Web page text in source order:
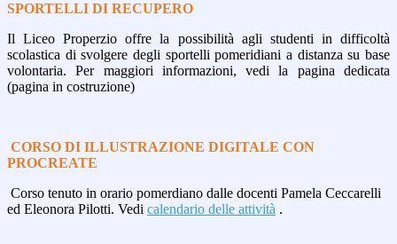
SPORTELLI DI RECUPERO
Il Liceo Properzio offre la possibilità agli studenti in difficoltà
scolastica di svolgere degli sportelli pomeridiani a distanza su base
volontaria. Per maggiori informazioni, vedi la pagina dedicata
(pagina in costruzione)
CORSO DI ILLUSTRAZIONE DIGITALE CON
PROCREATE
Corso tenuto in orario pomerdiano dalle docenti Pamela Ceccarelli
ed Eleonora Pilotti. Vedi calendario delle attività .